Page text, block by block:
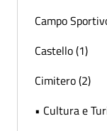
Campo
Castello (1)
Cimitero (2)
• Cultura e